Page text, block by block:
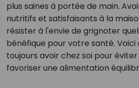
plus saines à portée de main.
nutritifs et satisfaisants à la
résister à l'envie de grignoter
bénéfique pour votre santé. Voici
toujours avoir chez soi pour
favoriser une alimentation